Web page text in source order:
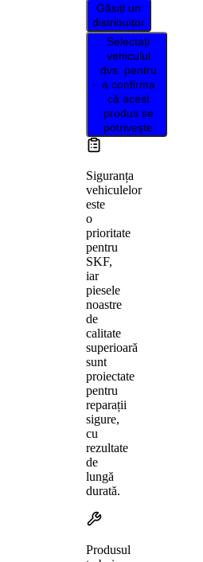
Găsiți un
distribuitor
Selectați
vehiculul
dvs. pentru
a confirma
că acest
produs se
potrivește
Siguranța
vehiculelor
este
o
prioritate
pentru
SKF,
iar
piesele
noastre
de
calitate
superioară
sunt
proiectate
pentru
reparații
sigure,
cu
rezultate
de
lungă
durată.
Produsul